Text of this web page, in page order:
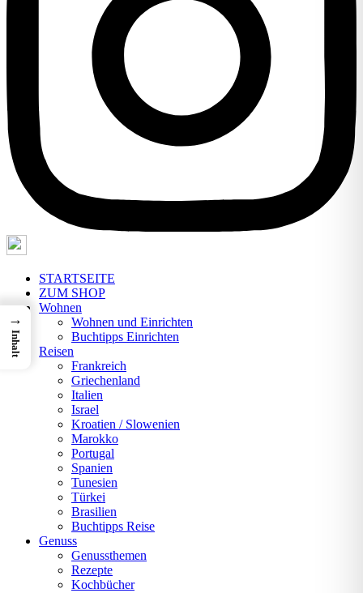
STARTSEITE
ZUM SHOP
Wohnen
Wohnen und Einrichten
Buchtipps Einrichten
Reisen
Frankreich
Griechenland
Italien
Israel
Kroatien / Slowenien
Marokko
Portugal
Spanien
Tunesien
Türkei
Brasilien
Buchtipps Reise
Genuss
Genussthemen
Rezepte
Kochbücher
→
Inhalt